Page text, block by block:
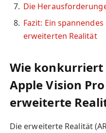
Die
Fazit: Ein
erweiterten Realität
Wie konkurriert
Apple Vision
erweiterte
Die erweiterte Realität